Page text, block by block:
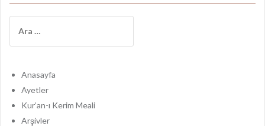
a
a
Anasayfa
Ayetler
Kur’an-ı Kerim Meali
Arşivler